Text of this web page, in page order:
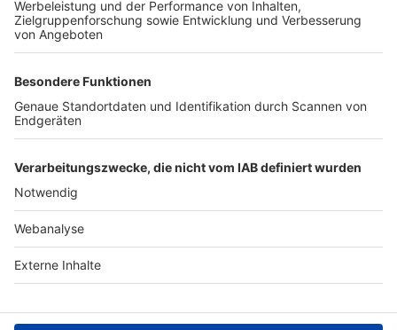
TOP-PARTNER
Nutzungsbedingungen Datenschutz Impressum